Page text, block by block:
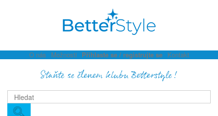
O nás Možnosti Přihlaste se / registrujte se Kontakt
Staňte se členem klubu Betterstyle!